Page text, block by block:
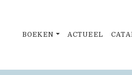
BOEKEN ACTUEEL